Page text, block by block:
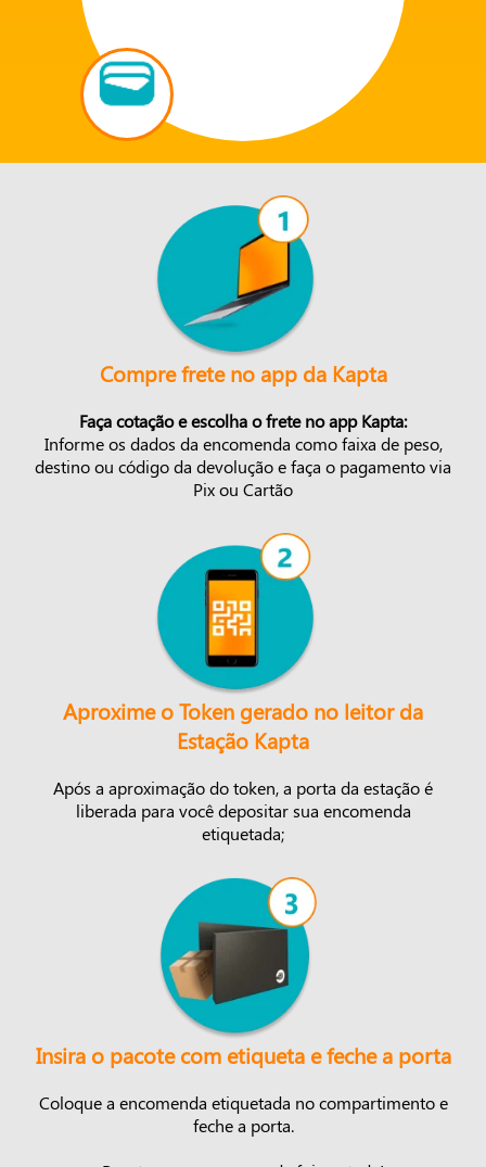
Compre frete no app da Kapta
Faça cotação e escolha o frete no app Kapta:
Informe os dados da encomenda como faixa de peso,
destino ou código da devolução e faça o pagamento via
Pix ou Cartão
Aproxime o Token gerado no leitor da
Estação Kapta
Após a aproximação do token, a porta da estação é
liberada para você depositar sua encomenda
etiquetada;
Insira o pacote com etiqueta e feche a porta
Coloque a encomenda etiquetada no compartimento e
feche a porta.